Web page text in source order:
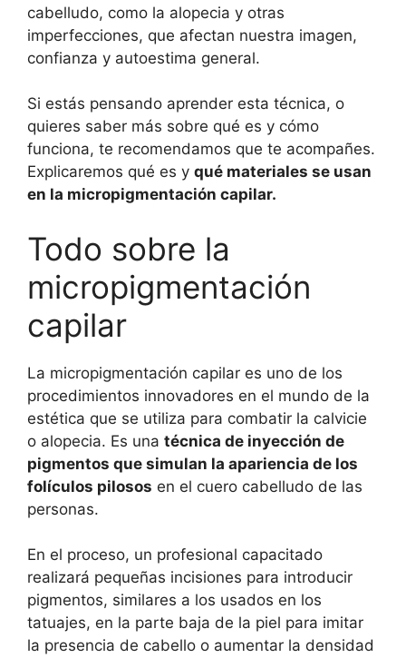
cabelludo, como la alopecia y otras
imperfecciones, que afectan nuestra imagen,
confianza y autoestima general.
Si estás pensando aprender esta técnica, o
quieres saber más sobre qué es y cómo
funciona, te recomendamos que te acompañes.
Explicaremos qué es y qué materiales se usan
en la micropigmentación capilar.
Todo sobre la
micropigmentación
capilar
La micropigmentación capilar es uno de los
procedimientos innovadores en el mundo de la
estética que se utiliza para combatir la calvicie
o alopecia. Es una técnica de inyección de
pigmentos que simulan la apariencia de los
folículos pilosos en el cuero cabelludo de las
personas.
En el proceso, un profesional capacitado
realizará pequeñas incisiones para introducir
pigmentos, similares a los usados en los
tatuajes, en la parte baja de la piel para imitar
la presencia de cabello o aumentar la densidad